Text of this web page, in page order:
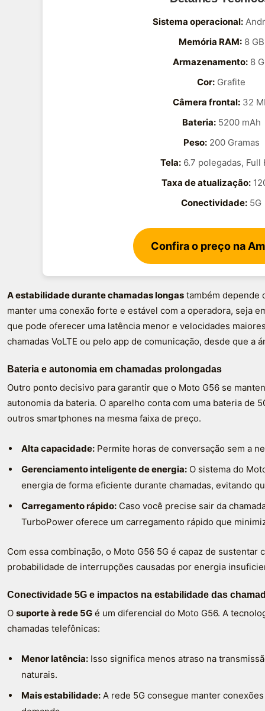
Sistema operacional:
Memória RAM:8 GB
Armazenamento:8
Cor: Grafite
Câmera frontal: 32
Bateria:5200 mAh
Peso:200 Gramas
Tela: 6.7 polegadas, Full
Taxa de atualização:
Conectividade: 5G
Confira o preço na
A estabilidade durante chamadas longas também depende
manter uma conexão forte e estável com a operadora, seja
que pode oferecer uma latência menor e velocidades
chamadas VoLTE ou pelo app de comunicação, desde que a
Bateria e autonomia em chamadas prolongadas
Outro ponto decisivo para garantir que o Moto G56 se
autonomia da bateria. O aparelho conta com uma bateria de
outros smartphones na mesma faixa de preço.
Alta capacidade: Permite horas de conversação sem a
Gerenciamento inteligente de energia: O sistema do
energia de forma eficiente durante chamadas, evitando
Carregamento rápido: Caso você precise sair da
TurboPower oferece um carregamento rápido que
Com essa combinação, o Moto G56 5G é capaz de sustentar
probabilidade de interrupções causadas por energia
Conectividade 5G e impactos na estabilidade das
O suporte à rede 5G é um diferencial do Moto G56. A
chamadas telefônicas:
Menor latência: Isso significa menos atraso na
naturais.
Mais estabilidade: A rede 5G consegue manter